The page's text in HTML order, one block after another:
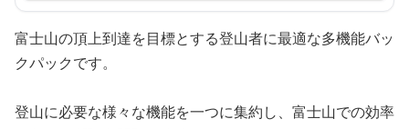
富士山の頂上到達を目標とする登山者に最適な多機能バッ
クパックです。
登山に必要な様々な機能を一つに集約し、富士山での効率